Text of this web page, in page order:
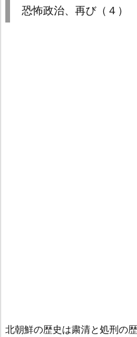
恐怖政治、再び（４）
北朝鮮の歴史は粛清と処刑の